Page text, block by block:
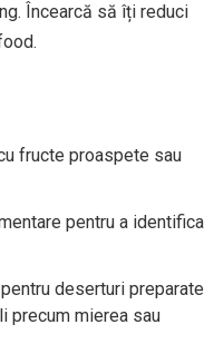
Încearcă să îți reduci
fructe proaspete sau
pentru a identifica
deserturi preparate
precum mierea sau